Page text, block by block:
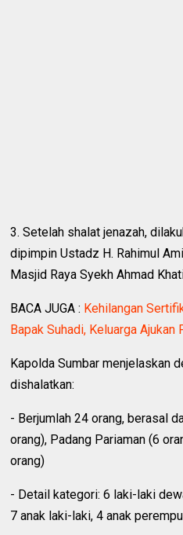
3. Setelah shalat jenazah,
dipimpin Ustadz H. Rahimul
Masjid Raya Syekh Ahmad
BACA JUGA : Kehilangan
Bapak Suhadi, Keluarga Ajukan
Kapolda Sumbar menjelaskan
dishalatkan:
- Berjumlah 24 orang, berasal
orang), Padang Pariaman (6
orang)
- Detail kategori: 6 laki-laki
7 anak laki-laki, 4 anak